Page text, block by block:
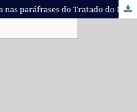
A crítica de Górgias à ontologia nas paráfrases do Tratado do Não-Ser